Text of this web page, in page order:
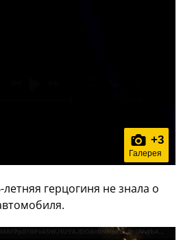
+3
Галерея
герцогиня не знала о